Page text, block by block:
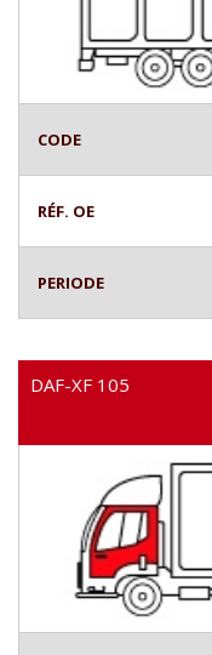
CODE
RÉF. OE
PERIODE
DAF-XF 105